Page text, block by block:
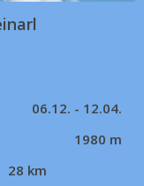
06.12. - 12.04.
1980 m
28 km